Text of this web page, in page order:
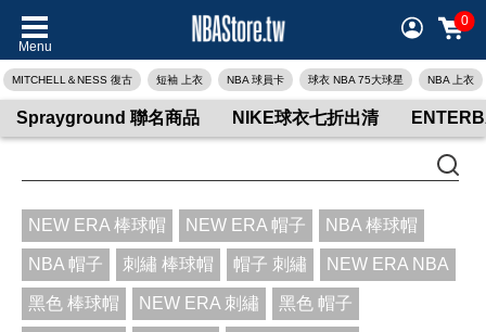
Menu
0
MITCHELL＆NESS 復古 短袖 上衣 NBA 球員卡 球衣 NBA 75大球星 NBA 上衣
Sprayground 聯名商品 NIKE球衣七折出清
NEW ERA 棒球帽 NEW ERA 帽子 NBA 棒球帽
NBA 帽子 刺繡 棒球帽 帽子 刺繡 NEW ERA NBA
黑色 棒球帽 NEW ERA 刺繡 黑色 帽子